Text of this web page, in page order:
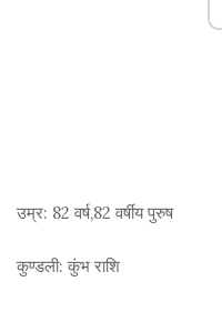
उम्र: 82 वर्ष,82 वर्षीय पुरुष
कुण्डली: कुंभ राशि